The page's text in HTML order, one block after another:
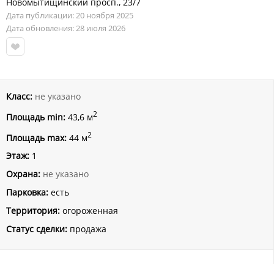
Дата публикации: 20 ноября 2025
Дата обновления: 28 июля 2026
Класс: не указано
Площадь min: 43,6 м2
Площадь max: 44 м2
Этаж: 1
Охрана: не указано
Парковка: есть
Территория: огороженная
Статус сделки: продажа